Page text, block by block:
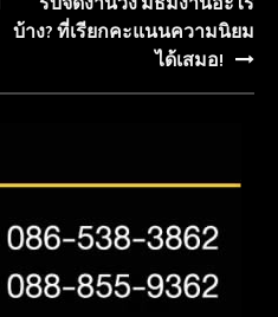
บ้าง? ที่เรียกคะแนนความนิยม
ได้เสมอ!